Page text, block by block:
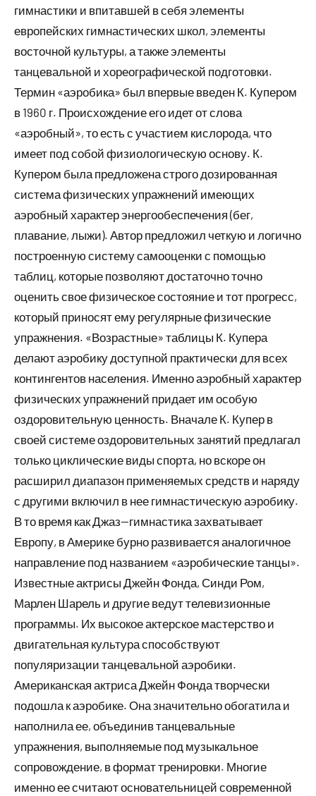
гимнастики и впитавшей в себя элементы
европейских гимнастических школ, элементы
восточной культуры, а также элементы
танцевальной и хореографической подготовки.
Термин «аэробика» был впервые введен К. Купером
в 1960 г. Происхождение его идет от слова
«аэробный», то есть с участием кислорода, что
имеет под собой физиологическую основу. К.
Купером была предложена строго дозированная
система физических упражнений имеющих
аэробный характер энергообеспечения (бег,
плавание, лыжи). Автор предложил четкую и логично
построенную систему самооценки с помощью
таблиц, которые позволяют достаточно точно
оценить свое физическое состояние и тот прогресс,
который приносят ему регулярные физические
упражнения. «Возрастные» таблицы К. Купера
делают аэробику доступной практически для всех
контингентов населения. Именно аэробный характер
физических упражнений придает им особую
оздоровительную ценность. Вначале К. Купер в
своей системе оздоровительных занятий предлагал
только циклические виды спорта, но вскоре он
расширил диапазон применяемых средств и наряду
с другими включил в нее гимнастическую аэробику.
В то время как Джаз—гимнастика захватывает
Европу, в Америке бурно развивается аналогичное
направление под названием «аэробические танцы».
Известные актрисы Джейн Фонда, Синди Ром,
Марлен Шарель и другие ведут телевизионные
программы. Их высокое актерское мастерство и
двигательная культура способствуют
популяризации танцевальной аэробики.
Американская актриса Джейн Фонда творчески
подошла к аэробике. Она значительно обогатила и
наполнила ее, объединив танцевальные
упражнения, выполняемые под музыкальное
сопровождение, в формат тренировки. Многие
именно ее считают основательницей современной